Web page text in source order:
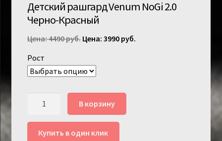
Детский рашгард Venum NoGi 2.0
Черно-Красный
4490руб. Первоначальная
составляла
4490 руб..
3990 руб.Текущая
Рост
Детский
рашгард
В корзину
Купить в один клик